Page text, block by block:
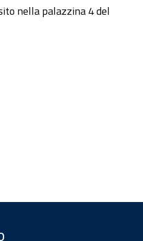
nella palazzina 4 del